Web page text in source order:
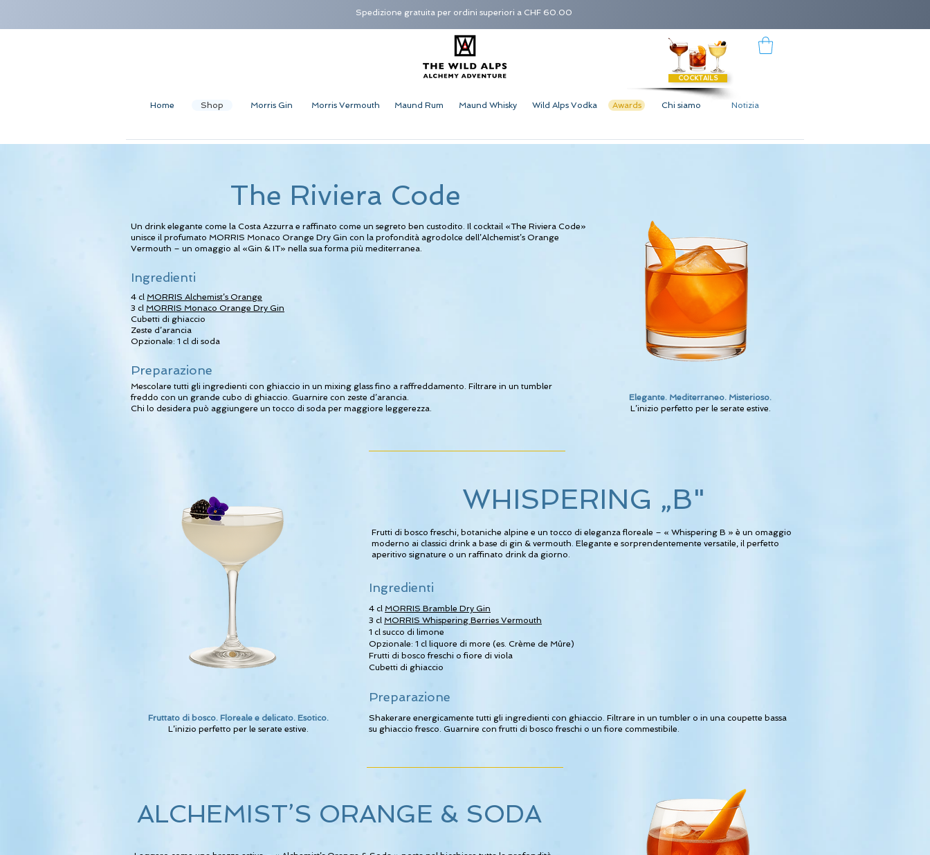
Spedizione gratuita per ordini superiori a CHF 60.00
COCKTAILS
Home Shop Morris Gin Morris Vermouth Maund Rum Maund Whisky Wild Alps Vodka Awards Chi siamo Notizia
The Riviera Code
Un drink elegante come la Costa Azzurra e raffinato come un segreto ben custodito. Il cocktail «The Riviera Code»
unisce il profumato MORRIS Monaco Orange Dry Gin con la profondità agrodolce dell’Alchemist’s Orange
Vermouth – un omaggio al «Gin & IT» nella sua forma più mediterranea.
Ingredienti
4 cl MORRIS Alchemist’s Orange
3 cl MORRIS Monaco Orange Dry Gin
Cubetti di ghiaccio
Zeste d’arancia
Opzionale: 1 cl di soda
Preparazione
Mescolare tutti gli ingredienti con ghiaccio in un mixing glass fino a raffreddamento. Filtrare in un tumbler
freddo con un grande cubo di ghiaccio. Guarnire con zeste d’arancia.
Chi lo desidera può aggiungere un tocco di soda per maggiore leggerezza.
Elegante. Mediterraneo. Misterioso.
L’inizio perfetto per le serate estive.
Fruttato di bosco. Floreale e delicato. Esotico.
L’inizio perfetto per le serate estive.
WHISPERING „B"
Frutti di bosco freschi, botaniche alpine e un tocco di eleganza floreale – « Whispering B » è un omaggio
moderno ai classici drink a base di gin & vermouth. Elegante e sorprendentemente versatile, il perfetto
aperitivo signature o un raffinato drink da giorno.
Ingredienti
4 cl MORRIS Bramble Dry Gin
3 cl MORRIS Whispering Berries Vermouth
1 cl succo di limone
Opzionale: 1 cl liquore di more (es. Crème de Mûre)
Frutti di bosco freschi o fiore di viola
Cubetti di ghiaccio
Preparazione
Shakerare energicamente tutti gli ingredienti con ghiaccio. Filtrare in un tumbler o in una coupette bassa
su ghiaccio fresco. Guarnire con frutti di bosco freschi o un fiore commestibile.
ALCHEMIST’S ORANGE & SODA